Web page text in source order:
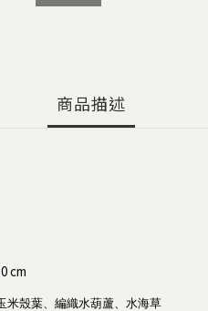
商品描述
cm
米殼葉、編織水葫蘆、水海草